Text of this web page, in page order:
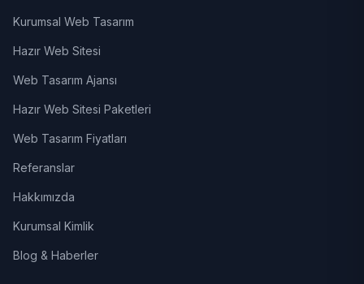
Kurumsal Web Tasarım
Hazır Web Sitesi
Web Tasarım Ajansı
Hazır Web Sitesi Paketleri
Web Tasarım Fiyatları
Referanslar
Hakkımızda
Kurumsal Kimlik
Blog & Haberler